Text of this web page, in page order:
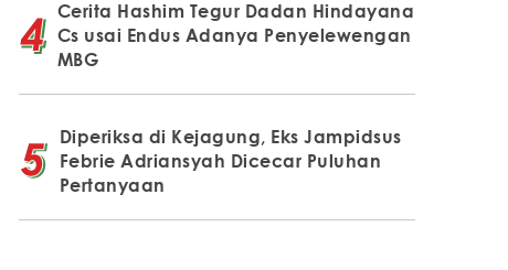
Cerita Hashim Tegur Dadan Hindayana
Cs usai Endus Adanya Penyelewengan
MBG
Diperiksa di Kejagung, Eks Jampidsus
Febrie Adriansyah Dicecar Puluhan
Pertanyaan